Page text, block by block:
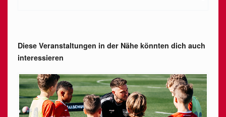
Diese Veranstaltungen in der Nähe könnten dich auch
interessieren